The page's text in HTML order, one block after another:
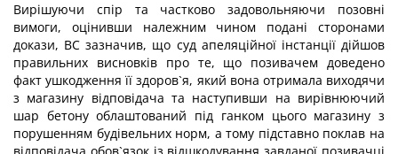
Вирішуючи спір та частково задовольняючи позовні
вимоги, оцінивши належним чином подані сторонами
докази, ВС зазначив, що суд апеляційної інстанції дійшов
правильних висновків про те, що позивачем доведено
факт ушкодження її здоров`я, який вона отримала виходячи
з магазину відповідача та наступивши на вирівнюючий
шар бетону облаштований під ганком цього магазину з
порушенням будівельних норм, а тому підставно поклав на